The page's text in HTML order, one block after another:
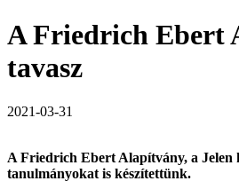
A Friedrich Ebert
tavasz
2021-03-31
A Friedrich Ebert Alapítvány, a Jelen
tanulmányokat is készítettünk.